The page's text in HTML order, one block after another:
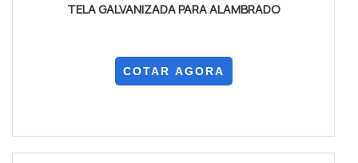
TELA GALVANIZADA PARA ALAMBRADO
COTAR AGORA